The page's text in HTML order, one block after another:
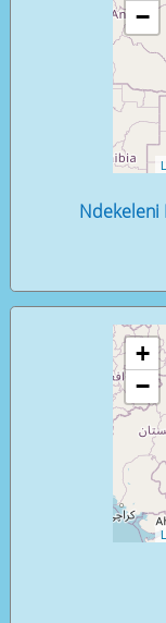
−
Ndekeleni
+
−